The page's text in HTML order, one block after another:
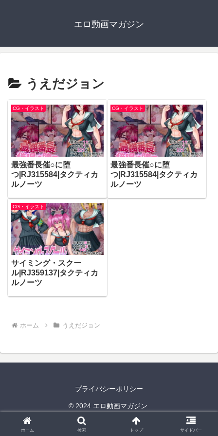
エロ動画マガジン
うえだジョン
CG・イラスト
最強番長催○に堕
つ|RJ315584|タクティカ
ルノーツ
CG・イラスト
最強番長催○に堕
つ|RJ315584|タクティカ
ルノーツ
CG・イラスト
サイミング・スクー
ル|RJ359137|タクティカ
ルノーツ
ホーム うえだジョン
プライバシーポリシー
© 2024 エロ動画マガジン.
ホーム 検索 トップ サイドバー